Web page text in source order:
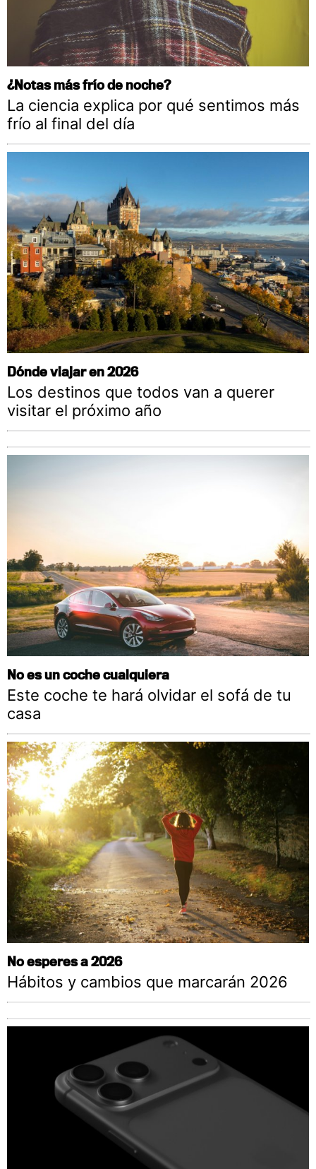
¿Notas más frío de noche?
La ciencia explica por qué sentimos más
frío al final del día
Dónde viajar en 2026
Los destinos que todos van a querer
visitar el próximo año
No es un coche cualquiera
Este coche te hará olvidar el sofá de tu
casa
No esperes a 2026
Hábitos y cambios que marcarán 2026